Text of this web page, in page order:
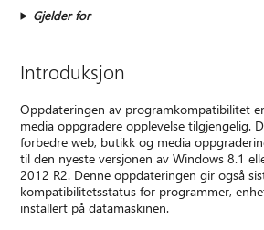
Gjelder for
Introduksjon
Oppdateringen av programkompatibilitet
media oppgradere opplevelse tilgjengelig.
forbedre web, butikk og media
til den nyeste versjonen av Windows 8.1
2012 R2. Denne oppdateringen gir også
kompatibilitetsstatus for programmer,
installert på datamaskinen.